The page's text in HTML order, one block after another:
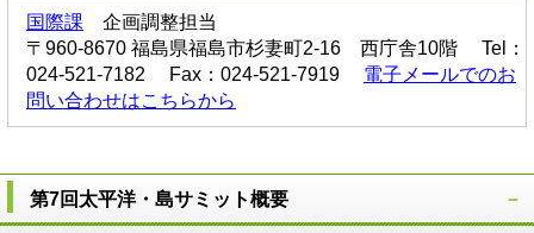
国際課 企画調整担当
〒960-8670 福島県福島市杉妻町2-16 西庁舎10階 Tel：
024-521-7182 Fax：024-521-7919 電子メールでのお
問い合わせはこちらから
第7回太平洋・島サミット概要